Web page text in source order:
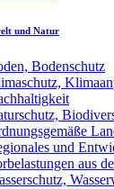
und Natur
Bodenschutz
und
aus